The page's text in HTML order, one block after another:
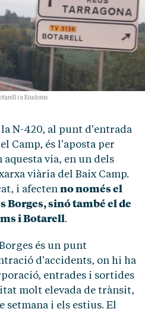
i a Riudoms
N-420, al punt d'entrada
Camp, és l'aposta per
via, en un dels
viària del Baix Camp.
i afecten no només el
Borges, sinó també el de
i Botarell.
és un punt
d'accidents, on hi ha
entrades i sortides
molt elevada de trànsit,
setmana i els estius. El